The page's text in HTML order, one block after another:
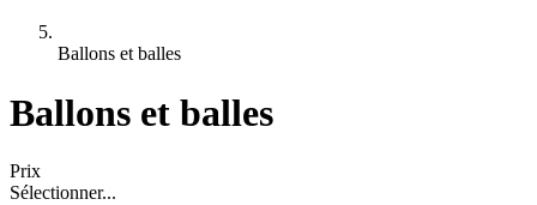
Ballons et balles
Ballons et balles
Prix
Sélectionner...